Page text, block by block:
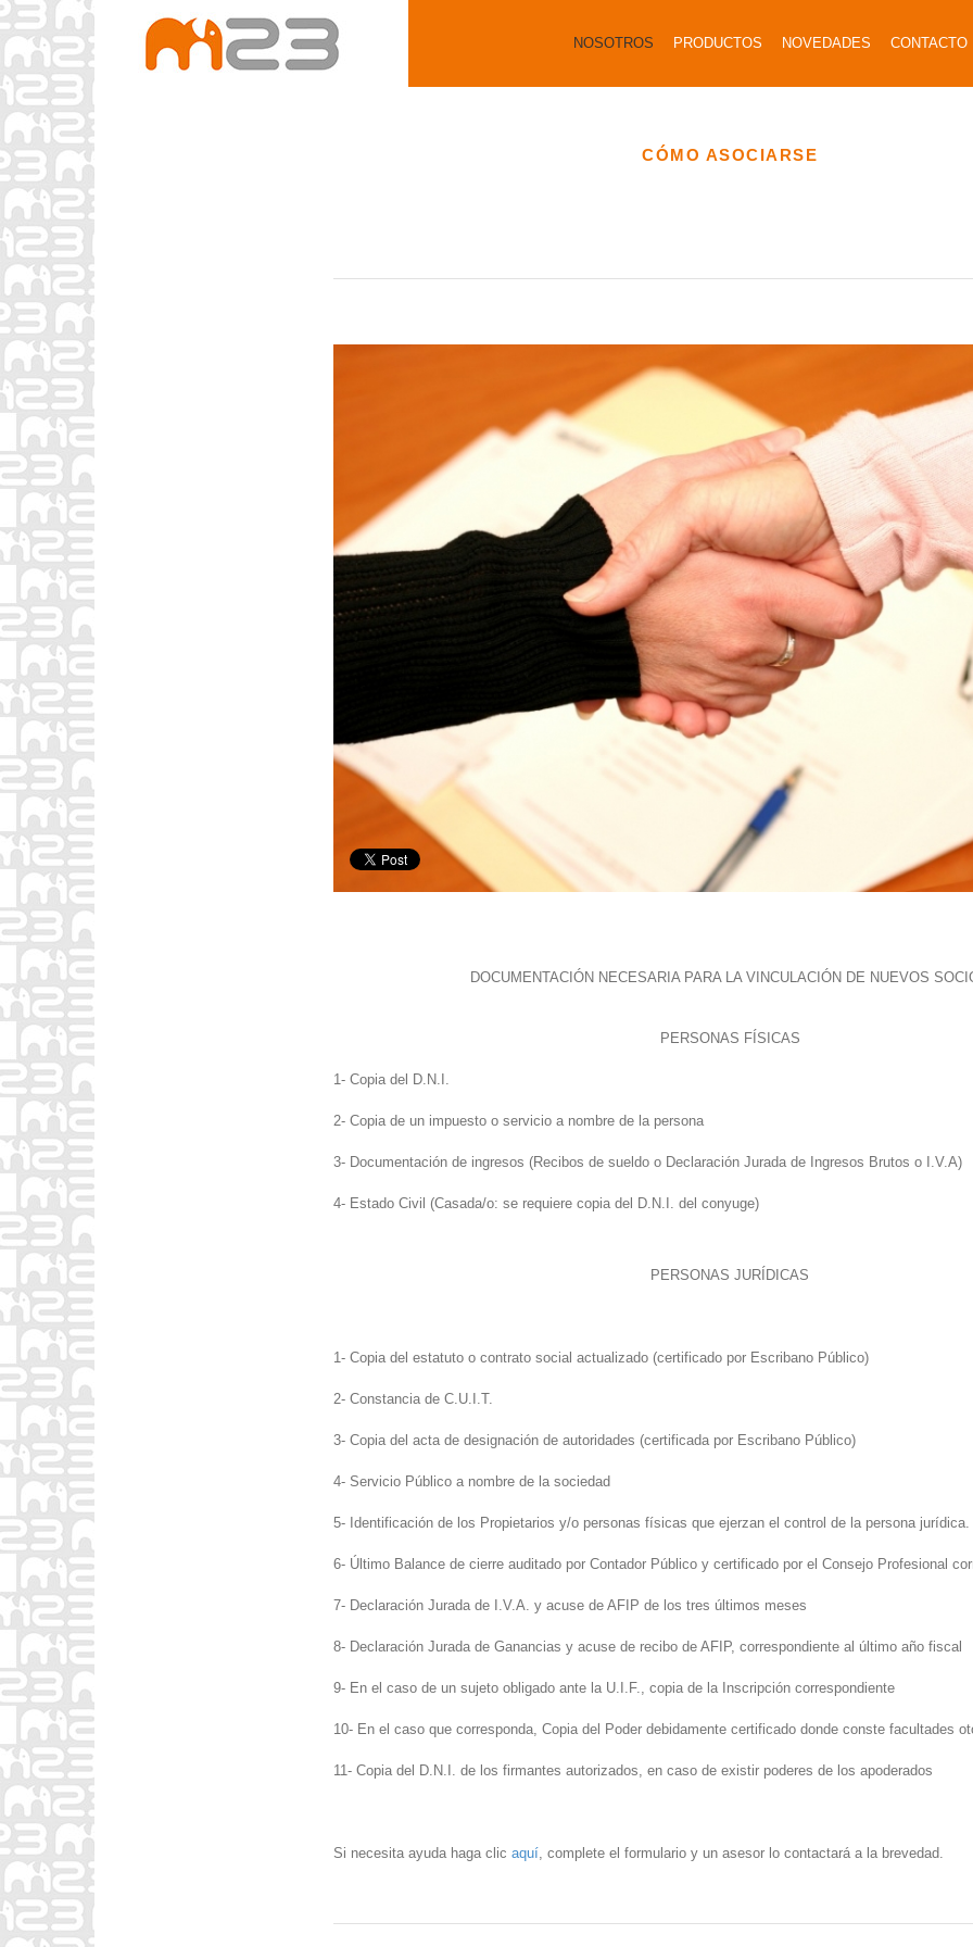
NOSOTROS PRODUCTOS NOVEDADES CONTACTO
CÓMO ASOCIARSE
DOCUMENTACIÓN NECESARIA PARA LA VINCULACIÓN DE NUEVOS
PERSONAS FÍSICAS
1- Copia del D.N.I.
2- Copia de un impuesto o servicio a nombre de la persona
3- Documentación de ingresos (Recibos de sueldo o Declaración Jurada de Ingresos Brutos o I.V.A)
4- Estado Civil (Casada/o: se requiere copia del D.N.I. del conyuge)
PERSONAS JURÍDICAS
1- Copia del estatuto o contrato social actualizado (certificado por Escribano Público)
2- Constancia de C.U.I.T.
3- Copia del acta de designación de autoridades (certificada por Escribano Público)
4- Servicio Público a nombre de la sociedad
5- Identificación de los Propietarios y/o personas físicas que ejerzan el control de la persona jurídica.
6- Último Balance de cierre auditado por Contador Público y certificado por el Consejo Profesional
7- Declaración Jurada de I.V.A. y acuse de AFIP de los tres últimos meses
8- Declaración Jurada de Ganancias y acuse de recibo de AFIP, correspondiente al último año fiscal
9- En el caso de un sujeto obligado ante la U.I.F., copia de la Inscripción correspondiente
10- En el caso que corresponda, Copia del Poder debidamente certificado donde conste facultades
11- Copia del D.N.I. de los firmantes autorizados, en caso de existir poderes de los apoderados
Si necesita ayuda haga clic aquí , complete el formulario y un asesor lo contactará a la brevedad.